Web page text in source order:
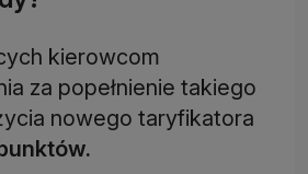
kierowcom
za popełnienie takiego
nowego taryfikatora